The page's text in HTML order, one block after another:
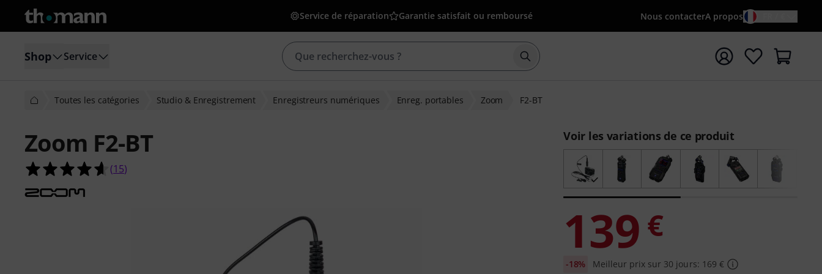
Service de réparation Garantie satisfait ou remboursé Nous contacterA propos
Shop Service Démarrer la recherche avec le terme de recherche
Toutes les catégories Studio & Enregistrement Enregistreurs numériques Enreg. portables Zoom F2-BT
Zoom F2-BT
4.6 étoiles sur 5 d'après 15 évaluations clients
(15)
Voir les variations de ce produit
139 €
-18% Meilleur prix sur 30 jours: 169 €